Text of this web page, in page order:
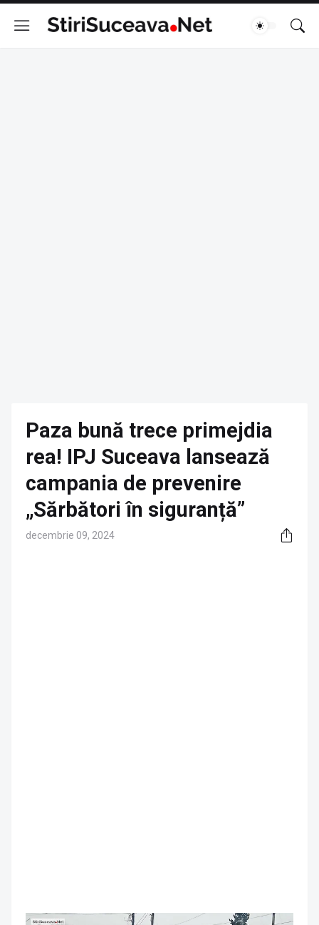
Paza bună trece primejdia
rea! IPJ Suceava lansează
campania de prevenire
„Sărbători în siguranță”
decembrie 09, 2024